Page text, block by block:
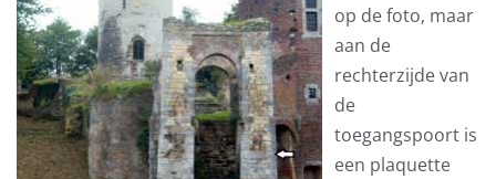
op de foto, maar
aan de
rechterzijde van
de
toegangspoort is
een plaquette